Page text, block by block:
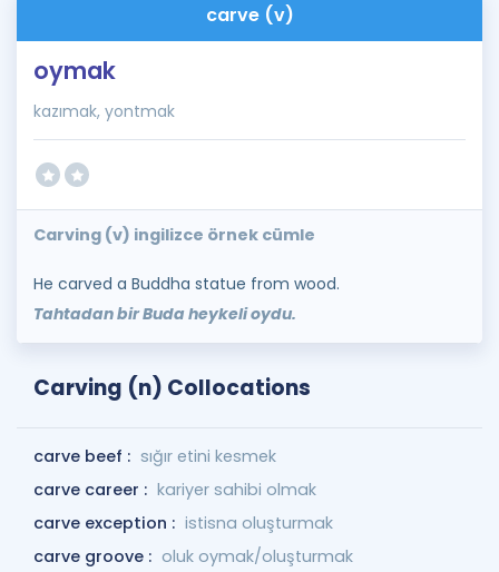
İngilizce Gramer
carve (v)
oymak
kazımak, yontmak
Carving (v) ingilizce örnek cümle
He carved a Buddha statue from wood.
Tahtadan bir Buda heykeli oydu.
Carving (n) Collocations
carve beef : sığır etini kesmek
carve career : kariyer sahibi olmak
carve exception : istisna oluşturmak
carve groove : oluk oymak/oluşturmak